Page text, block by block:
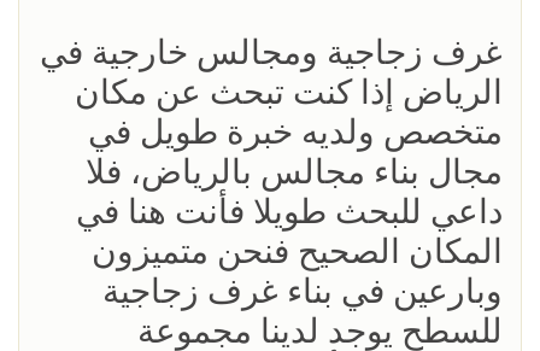
غرف زجاجية ومجالس خارجية في
الرياض إذا كنت تبحث عن مكان
متخصص ولديه خبرة طويل في
مجال بناء مجالس بالرياض، فلا
داعي للبحث طويلا فأنت هنا في
المكان الصحيح فنحن متميزون
وبارعين في بناء غرف زجاجية
للسطح يوجد لدينا مجموعة